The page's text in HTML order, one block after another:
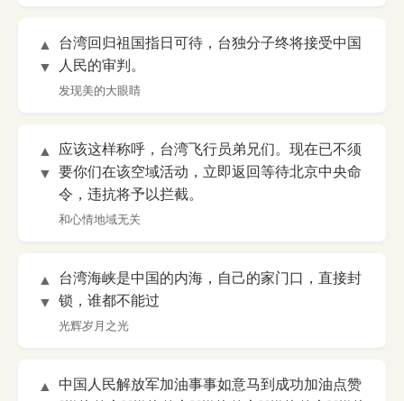
▲
▼
台湾回归祖国指日可待，台独分子终将接受中国
人民的审判。
发现美的大眼睛
▲
▼
应该这样称呼，台湾飞行员弟兄们。现在已不须
要你们在该空域活动，立即返回等待北京中央命
令，违抗将予以拦截。
和心情地域无关
▲
▼
台湾海峡是中国的内海，自己的家门口，直接封
锁，谁都不能过
光辉岁月之光
▲
中国人民解放军加油事事如意马到成功加油点赞